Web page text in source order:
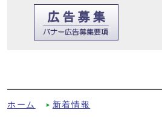
ホーム 新着情報